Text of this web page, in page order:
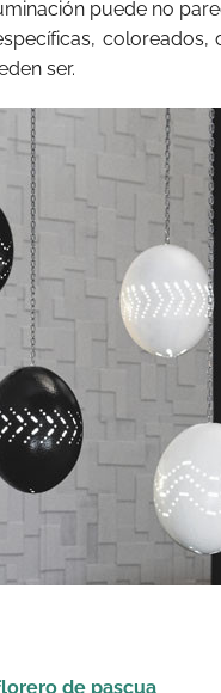
puede no
coloreados,
ser.
de pascua